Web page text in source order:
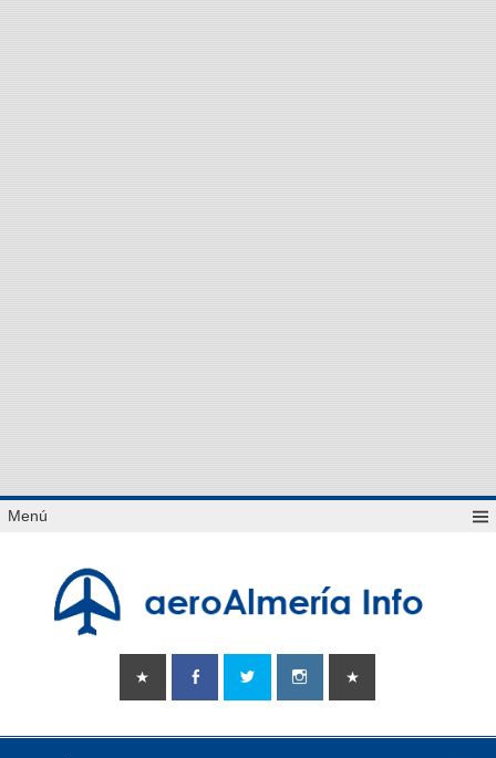
Saltar
alMenú
aeroAlmería
info
Tu portal sobre el aeropuerto de Almería